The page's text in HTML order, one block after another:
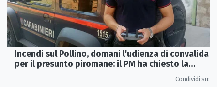
Incendi sul Pollino, domani l'udienza di convalida
per il presunto piromane: il PM ha chiesto la
Condividi su: